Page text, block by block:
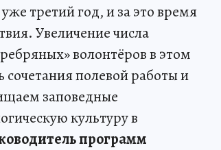
третий год, и за это время
Увеличение числа
волонтёров в этом
полевой работы и
заповедные
культуру в
программ